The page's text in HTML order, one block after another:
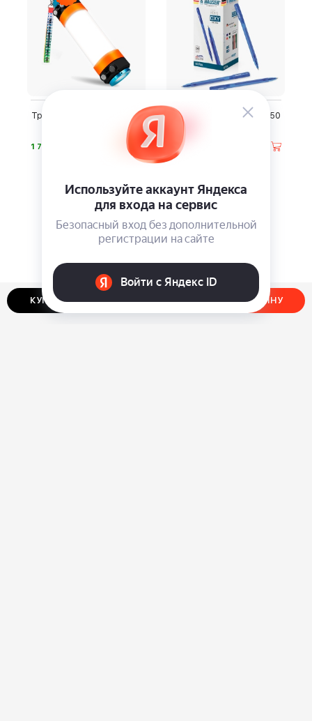
КУПИТЬ В ОДИН КЛИК ДОБАВИТЬ В КОРЗИНУ
Трэвел-фонарь PowerLite
1 790
Гелевые ручки Hauser, 50
990